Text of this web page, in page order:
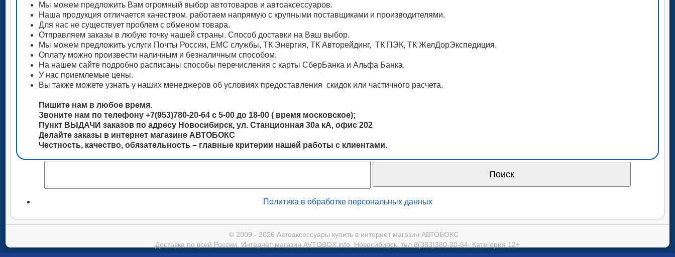
Мы можем предложить Вам огромный выбор автотоваров и автоаксессуаров.
Наша продукция отличается качеством, работаем напрямую с крупными поставщиками и производителями.
Для нас не существует проблем с обменом товара.
Отправляем заказы в любую точку нашей страны. Способ доставки на Ваш выбор.
Мы можем предложить услуги Почты России, ЕМС службы, ТК Энергия, ТК Авторейдинг, ТК ПЭК, ТК ЖелДорЭкспедиция.
Оплату можно произвести наличным и безналичным способом.
На нашем сайте подробно расписаны способы перечисления с карты СберБанка и Альфа Банка.
У нас приемлемые цены.
Вы также можете узнать у наших менеджеров об условиях предоставления скидок или частичного расчета.
Пишите нам в любое время.
Звоните нам по телефону +7(953)780-20-64 с 5-00 до 18-00 ( время московское);
Пункт ВЫДАЧИ заказов по адресу Новосибирск, ул. Станционная 30а кА, офис 202
Делайте заказы в интернет магазине АВТОБОКС
Честность, качество, обязательность – главные критерии нашей работы с клиентами.
Политика в обработке персональных данных
© 2009 - 2026 Автоаксессуары купить в интернет магазин АВТОБОКС
Доставка по всей России. Интернет-магазин AVTOBOX.info. Новосибирск. тел.8(383)380-20-64. Категория 12+